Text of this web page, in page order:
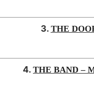
3. THE
4. THE BAND –